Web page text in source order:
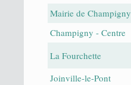
Mairie de Champigny
Champigny - Centre
La Fourchette
Joinville-le-Pont